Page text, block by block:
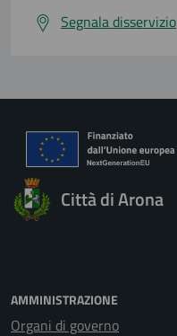
Segnala disservizio
Città di Arona
AMMINISTRAZIONE
Organi di governo